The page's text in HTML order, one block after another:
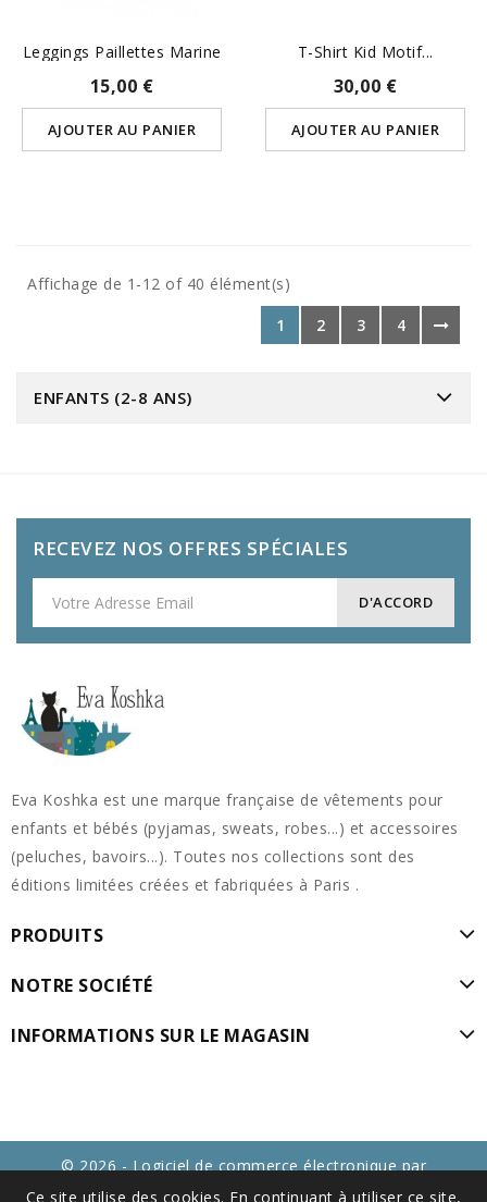
Leggings Paillettes Marine
15,00 €
AJOUTER AU PANIER
T-Shirt Kid Motif...
30,00 €
AJOUTER AU PANIER
Affichage de 1-12 of 40 élément(s)
1
2 3 4
ENFANTS (2-8 ANS)
RECEVEZ NOS OFFRES SPÉCIALES
Eva Koshka est une marque française de vêtements pour
enfants et bébés (pyjamas, sweats, robes...) et accessoires
(peluches, bavoirs...). Toutes nos collections sont des
éditions limitées créées et fabriquées à Paris .
PRODUITS
NOTRE SOCIÉTÉ
INFORMATIONS SUR LE MAGASIN
Ce site utilise des cookies. En continuant à utiliser ce site,
© 2026 - Logiciel de commerce électronique par
PrestaShop™